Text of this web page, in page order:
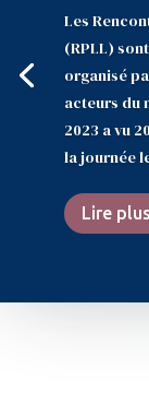
Les
(RPLL)
organisé
acteurs du
2023 a vu
la journée
Lire plus